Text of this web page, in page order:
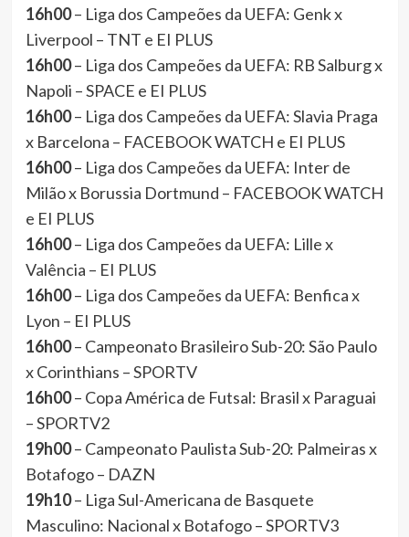
16h00– Liga dos Campeões da UEFA: Genk x
Liverpool – TNT e EI PLUS
16h00– Liga dos Campeões da UEFA: RB Salburg x
Napoli – SPACE e EI PLUS
16h00– Liga dos Campeões da UEFA: Slavia Praga
x Barcelona – FACEBOOK WATCH e EI PLUS
16h00– Liga dos Campeões da UEFA: Inter de
Milão x Borussia Dortmund – FACEBOOK WATCH
e EI PLUS
16h00– Liga dos Campeões da UEFA: Lille x
Valência – EI PLUS
16h00– Liga dos Campeões da UEFA: Benfica x
Lyon – EI PLUS
16h00– Campeonato Brasileiro Sub-20: São Paulo
x Corinthians – SPORTV
16h00– Copa América de Futsal: Brasil x Paraguai
– SPORTV2
19h00– Campeonato Paulista Sub-20: Palmeiras x
Botafogo – DAZN
19h10– Liga Sul-Americana de Basquete
Masculino: Nacional x Botafogo – SPORTV3